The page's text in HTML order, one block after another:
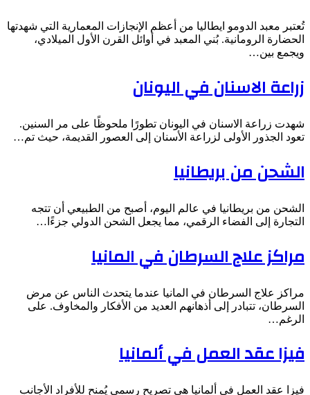
تُعتبر معبد الدومو ايطاليا من أعظم الإنجازات المعمارية التي شهدتها
الحضارة الرومانية. بُني المعبد في أوائل القرن الأول الميلادي،
ويجمع بين…
زراعة الاسنان في اليونان
شهدت زراعة الاسنان في اليونان تطورًا ملحوظًا على مر السنين.
تعود الجذور الأولى لزراعة الأسنان إلى العصور القديمة، حيث تم…
الشحن من بريطانيا
الشحن من بريطانيا في عالم اليوم، أصبح من الطبيعي أن تتجه
التجارة إلى الفضاء الرقمي، مما يجعل الشحن الدولي جزءًا…
مراكز علاج السرطان في المانيا
مراكز علاج السرطان في المانيا عندما يتحدث الناس عن مرض
السرطان، تتبادر إلى أذهانهم العديد من الأفكار والمخاوف. على
الرغم…
فيزا عقد العمل في ألمانيا
فيزا عقد العمل في ألمانيا هي تصريح رسمي يُمنح للأفراد الأجانب